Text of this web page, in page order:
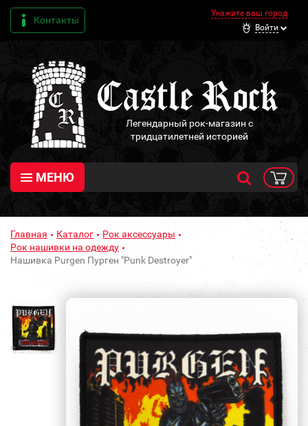
Контакты
Укажите ваш город
Войти
Легендарный рок-магазин с
тридцатилетней историей
МЕНЮ
Главная Каталог
Рок аксессуары
Рок нашивки на одежду
Нашивка Purgen Пурген "Punk Destroyer"